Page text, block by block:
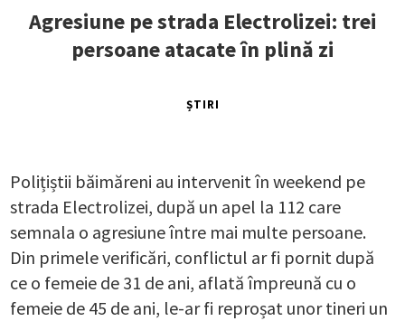
Agresiune pe strada Electrolizei: trei
persoane atacate în plină zi
ȘTIRI
Polițiștii băimăreni au intervenit în weekend pe
strada Electrolizei, după un apel la 112 care
semnala o agresiune între mai multe persoane.
Din primele verificări, conflictul ar fi pornit după
ce o femeie de 31 de ani, aflată împreună cu o
femeie de 45 de ani, le-ar fi reproșat unor tineri un